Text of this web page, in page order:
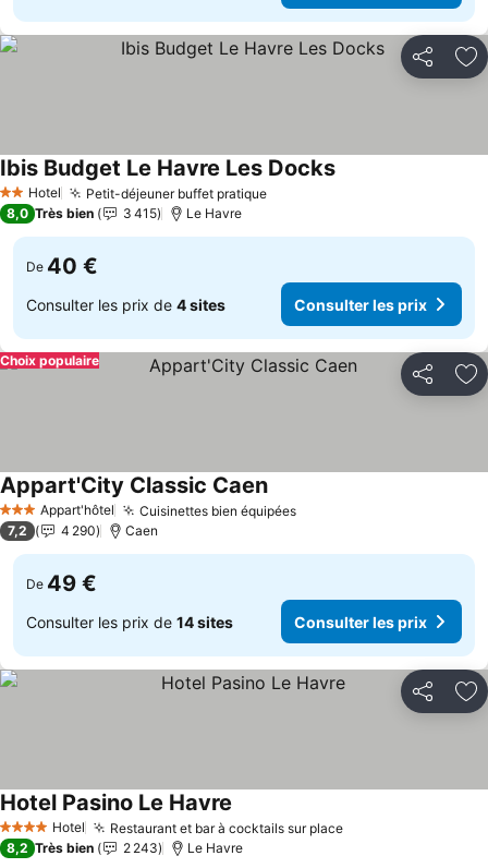
Partager
2 Étoiles
Hotel Petit-déjeuner buffet pratique
Ibis Budget Le Havre Les Docks
8,0 Très bien 3 415 Le Havre
De 40 €
Consulter les prix de 4 sites Consulter les prix
Partager
Choix populaire
3 ÉtoilesAppart'hôtel Cuisinettes bien équipées
Appart'City Classic Caen
7,2 4 290 Caen
De 49 €
Consulter les prix de 14 sites Consulter les prix
Partager
4 Étoiles Hotel Restaurant et bar à cocktails sur place
Hotel Pasino Le Havre
8,2 Très bien 2 243 Le Havre